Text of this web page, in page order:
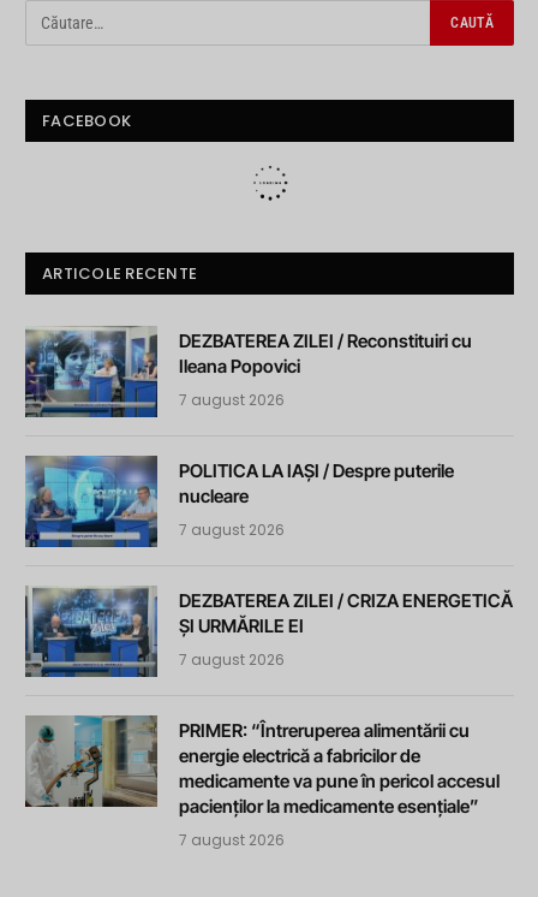
FACEBOOK
ARTICOLE RECENTE
DEZBATEREA ZILEI / Reconstituiri cu
Ileana Popovici
7 august 2026
POLITICA LA IAȘI / Despre puterile
nucleare
7 august 2026
DEZBATEREA ZILEI / CRIZA ENERGETICĂ
ȘI URMĂRILE EI
7 august 2026
PRIMER: “Întreruperea alimentării cu
energie electrică a fabricilor de
medicamente va pune în pericol accesul
pacienților la medicamente esențiale”
7 august 2026